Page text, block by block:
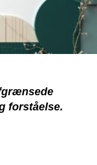
forståelse.